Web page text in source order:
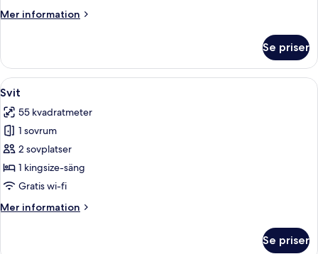
Mer information
Mer
Se priser
Öppna
alla
foton
för
Svit
Ett hotellrum med en stor säng,
5
Svit
55 kvadratmeter
1 sovrum
2 sovplatser
1 kingsize-säng
Gratis wi-fi
Mer information
Mer
Se priser